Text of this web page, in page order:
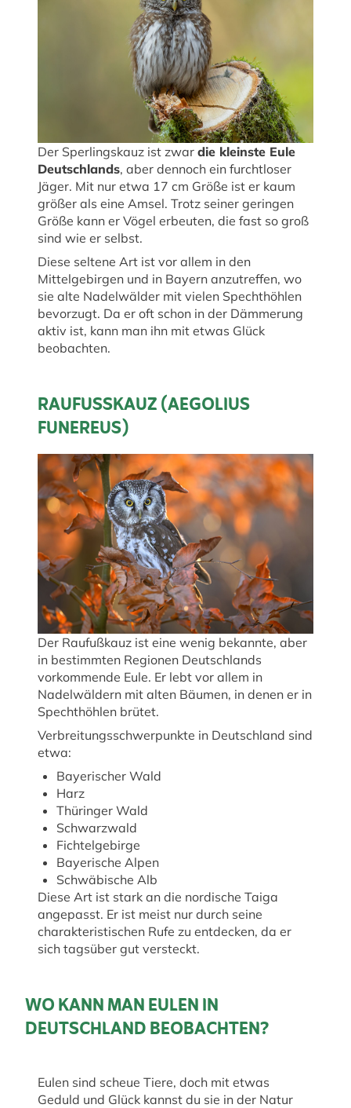
Der Sperlingskauz ist zwar die kleinste Eule
Deutschlands, aber dennoch ein furchtloser
Jäger. Mit nur etwa 17 cm Größe ist er kaum
größer als eine Amsel. Trotz seiner geringen
Größe kann er Vögel erbeuten, die fast so groß
sind wie er selbst.
Diese seltene Art ist vor allem in den
Mittelgebirgen und in Bayern anzutreffen, wo
sie alte Nadelwälder mit vielen Spechthöhlen
bevorzugt. Da er oft schon in der Dämmerung
aktiv ist, kann man ihn mit etwas Glück
beobachten.
RAUFUSSKAUZ (AEGOLIUS F
UNEREUS)
Der Raufußkauz ist eine wenig bekannte, aber
in bestimmten Regionen Deutschlands
vorkommende Eule. Er lebt vor allem in
Nadelwäldern mit alten Bäumen, in denen er in
Spechthöhlen brütet.
Verbreitungsschwerpunkte in Deutschland sind
etwa:
Bayerischer Wald
Harz
Thüringer Wald
Schwarzwald
Fichtelgebirge
Bayerische Alpen
Schwäbische Alb
Diese Art ist stark an die nordische Taiga
angepasst. Er ist meist nur durch seine
charakteristischen Rufe zu entdecken, da er
sich tagsüber gut versteckt.
WO KANN MAN EULEN IN
DEUTSCHLAND BEOBACHTEN?
Eulen sind scheue Tiere, doch mit etwas
Geduld und Glück kannst du sie in der Natur